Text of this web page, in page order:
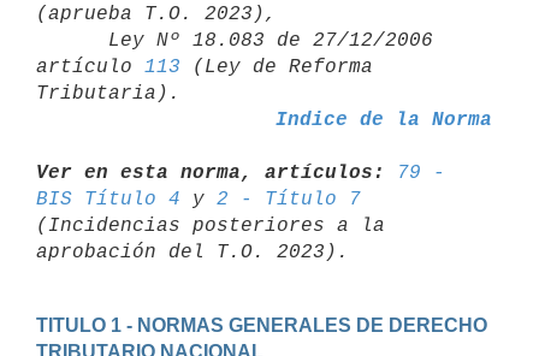
(aprueba T.O. 2023),
artículo 113 (Ley de Reforma
Indice de la Norma
Ver en esta norma, artículos:
79 -
BIS Título 4 y 2 - Título 7
(Incidencias posteriores a la
TITULO 1 - NORMAS GENERALES DE DERECHO
TRIBUTARIO NACIONAL